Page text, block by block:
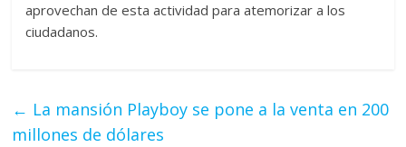
aprovechan de esta actividad para atemorizar a los
ciudadanos.
← La mansión Playboy se pone a la venta en 200
millones de dólares